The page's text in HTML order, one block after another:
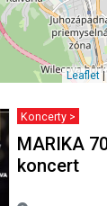
Leaflet|
Koncerty >
MARIKA
koncert